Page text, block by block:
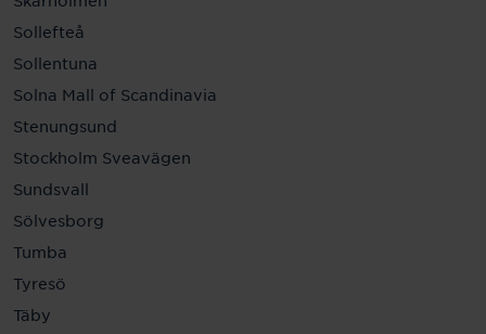
Sollefteå
Sollentuna
Solna Mall of Scandinavia
Stenungsund
Stockholm Sveavägen
Sundsvall
Sölvesborg
Tumba
Tyresö
Täby